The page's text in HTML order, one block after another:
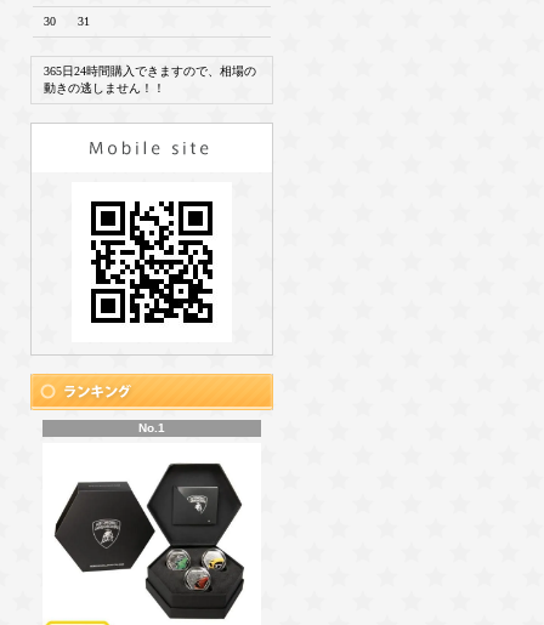
30 31
365日24時間購入できますので、相場の
動きの逃しません！！
No.1